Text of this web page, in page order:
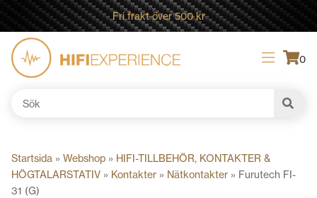
Fri frakt över 500 kr
0
Startsida » Webshop » HIFI-TILLBEHÖR, KONTAKTER &
HÖGTALARSTATIV » Kontakter » Nätkontakter » Furutech FI-
31 (G)